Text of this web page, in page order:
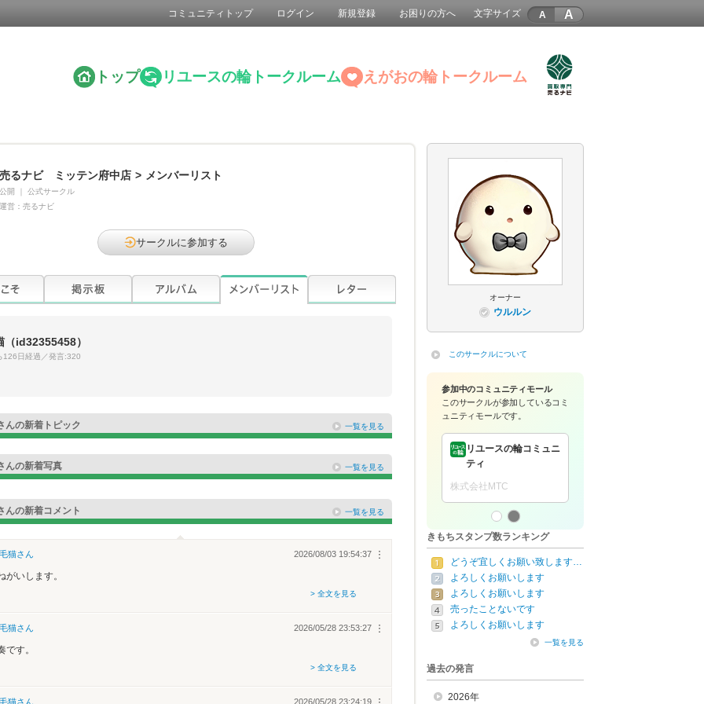
コミュニティトップ ログイン 新規登録 お困りの方へ 文字サイズ A
トップ リユースの輪トークルーム えがおの輪トークルーム
売るナビ ミッテン府中店 > メンバーリスト
公開
公式サークル
運営： 売るナビ
サークルに参加する
（id32355458）
126日経過／発言:320
んの新着トピック 一覧を見る
んの新着写真 一覧を見る
んの新着コメント 一覧を見る
猫さん ︙
2026/08/03 19:54:37
がいします。
> 全文を見る
猫さん ︙
2026/05/28 23:53:27
です。
> 全文を見る
猫さん 2026/05/28 23:24:19
オーナー
ウルルン
このサークルについて
参加中のコミュニティモール
このサークルが参加しているコミ
ュニティモールです。
ル館
リユースの輪コミュニ
ティ
株式会社MTC
きもちスタンプ数ランキング
どうぞ宜しくお願い致します…
よろしくお願いします
よろしくお願いします
売ったことないです
よろしくお願いします
一覧を見る
過去の発言
2026年